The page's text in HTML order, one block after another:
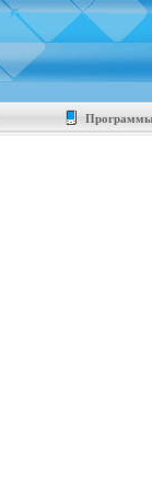
Программы